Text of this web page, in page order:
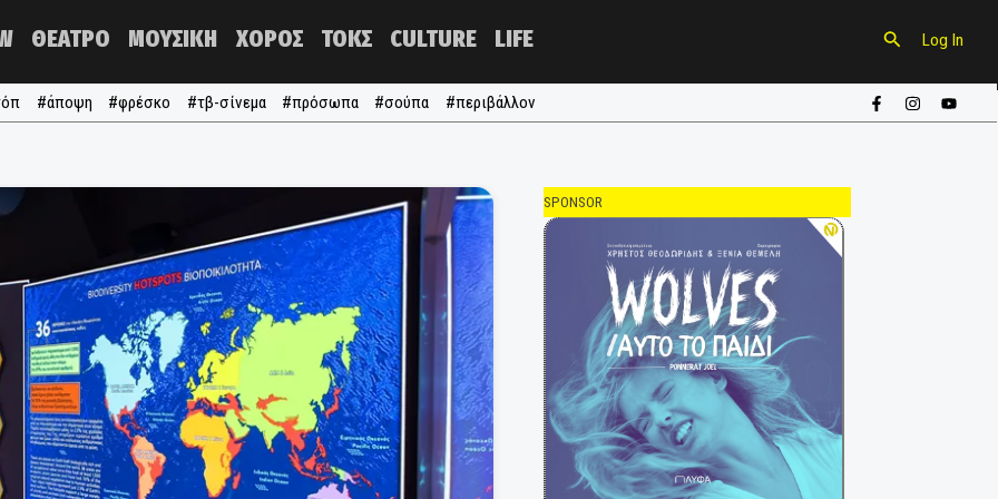
NOW ΘΕΑΤΡΟ ΜΟΥΣΙΚΗ ΧΟΡΟΣ ΤΟΚΣ CULTURE
#τα τόπ #άποψη #φρέσκο #τβ-σίνεμα #πρόσωπα #σούπα
SPONSOR